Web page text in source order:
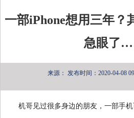
一部iPhone想用三年？
急眼了
来源： 发布时间：2020-04-08
机哥见过很多身边的朋友，一部手机